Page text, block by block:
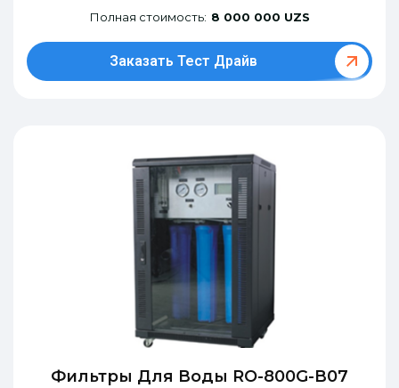
Полная стоимость: 8 000 000 UZS
Заказать Тест Драйв
Фильтры Для Воды RO-800G-В07